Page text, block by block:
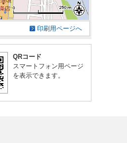
印刷用ページへ
QRコード
スマートフォン用ページ
を表示できます。